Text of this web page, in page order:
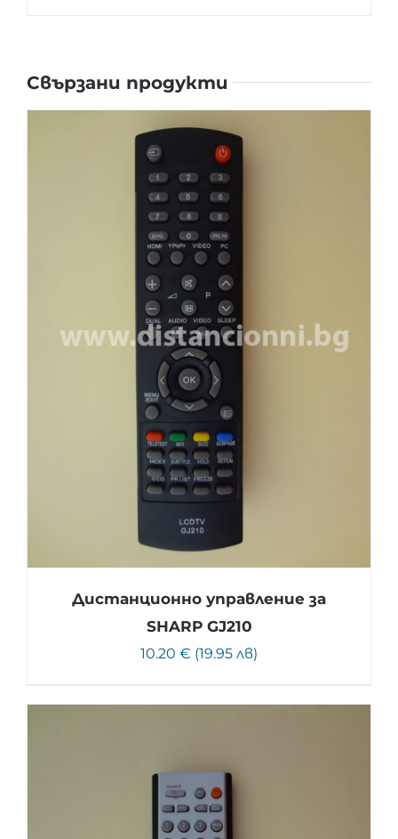
Свързани продукти
Дистанционно управление за
SHARP GJ210
10.20 € (19.95 лв)